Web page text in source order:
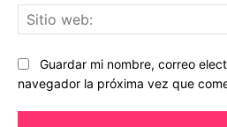
Guardar mi nombre, correo
navegador la próxima vez que